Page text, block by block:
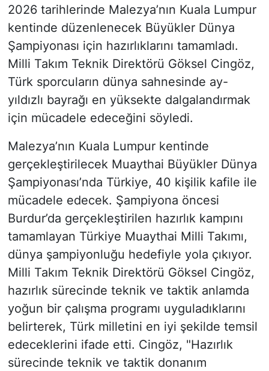
2026 tarihlerinde Malezya’nın Kuala Lumpur
kentinde düzenlenecek Büyükler Dünya
Şampiyonası için hazırlıklarını tamamladı.
Milli Takım Teknik Direktörü Göksel Cingöz,
Türk sporcuların dünya sahnesinde ay-
yıldızlı bayrağı en yüksekte dalgalandırmak
için mücadele edeceğini söyledi.
Malezya’nın Kuala Lumpur kentinde
gerçekleştirilecek Muaythai Büyükler Dünya
Şampiyonası’nda Türkiye, 40 kişilik kafile ile
mücadele edecek. Şampiyona öncesi
Burdur’da gerçekleştirilen hazırlık kampını
tamamlayan Türkiye Muaythai Milli Takımı,
dünya şampiyonluğu hedefiyle yola çıkıyor.
Milli Takım Teknik Direktörü Göksel Cingöz,
hazırlık sürecinde teknik ve taktik anlamda
yoğun bir çalışma programı uyguladıklarını
belirterek, Türk milletini en iyi şekilde temsil
edeceklerini ifade etti. Cingöz, "Hazırlık
sürecinde teknik ve taktik donanım